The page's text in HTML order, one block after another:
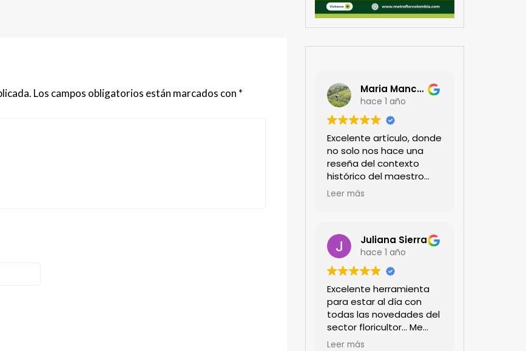
Los campos obligatorios están marcados con * Maria Mancera
hace 1 año
Excelente artículo, donde
no solo nos hace una
reseña del contexto
histórico del maestro
jardinero japonés si no
Felicitaciones!!
Leer más
Juliana Sierra
hace 1 año
Excelente herramienta
para estar al día con
todas las novedades del
sector floricultor... Me
encanta!!!
Leer más